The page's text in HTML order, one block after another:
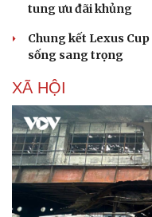
Sức khỏe
Dinh dưỡng - món ngon
Cây thuốc
Sản phụ khoa
Nhi khoa
Nam khoa
tung ưu đãi khủng
Chung kết Lexus
sống sang trọng
XÃ HỘI